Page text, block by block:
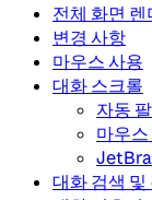
전체 화면
변경 사항
마우스 사용
대화 스크롤
자동
마우
대화 검색 및